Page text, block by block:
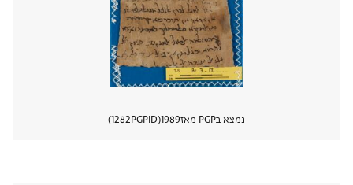
נמצא בPGP מאז 1989
PGPID
1282